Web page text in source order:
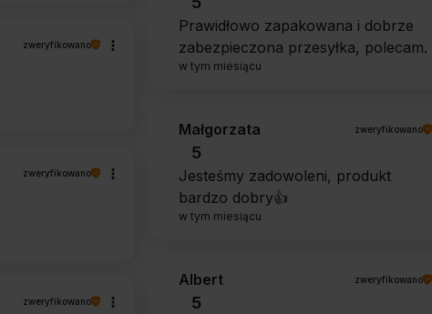
Prawidłowo zapakowana i dobrze
zabezpieczona przesyłka, polecam.
w tym miesiącu
zweryfikowano
Małgorzata zweryfikowano
5
Jesteśmy zadowoleni, produkt
bardzo dobry👍️
w tym miesiącu
zweryfikowano
Albert zweryfikowano
5
zweryfikowano